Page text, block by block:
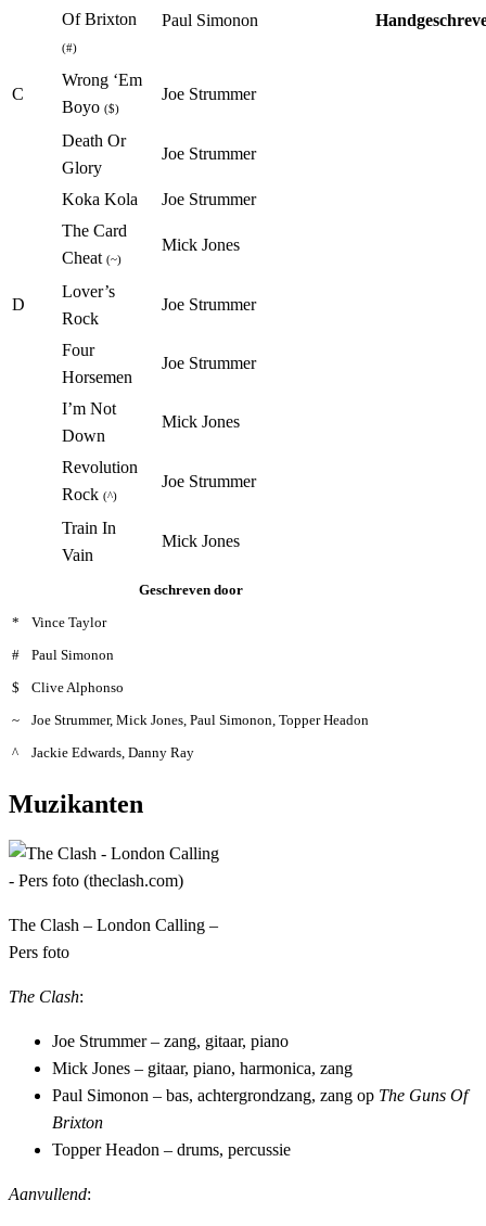
Of Brixton
(#)
Paul Simonon
C
Wrong ‘Em
Boyo ($)
Joe Strummer
Death Or
Glory
Joe Strummer
Koka Kola
Joe Strummer
The Card
Cheat (~)
Mick Jones
D
Lover’s
Rock
Joe Strummer
Four
Horsemen
Joe Strummer
I’m Not
Down
Mick Jones
Revolution
Rock (^)
Joe Strummer
Train In
Vain
Mick Jones
Geschreven door
*
Vince Taylor
#
Paul Simonon
$
Clive Alphonso
~
Joe Strummer, Mick Jones, Paul Simonon, Topper Headon
^
Jackie Edwards, Danny Ray
Muzikanten
The Clash – London Calling –
Pers foto
The Clash:
Joe Strummer – zang, gitaar, piano
Mick Jones – gitaar, piano, harmonica, zang
Paul Simonon – bas, achtergrondzang, zang op The Guns Of
Brixton
Topper Headon – drums, percussie
Aanvullend: